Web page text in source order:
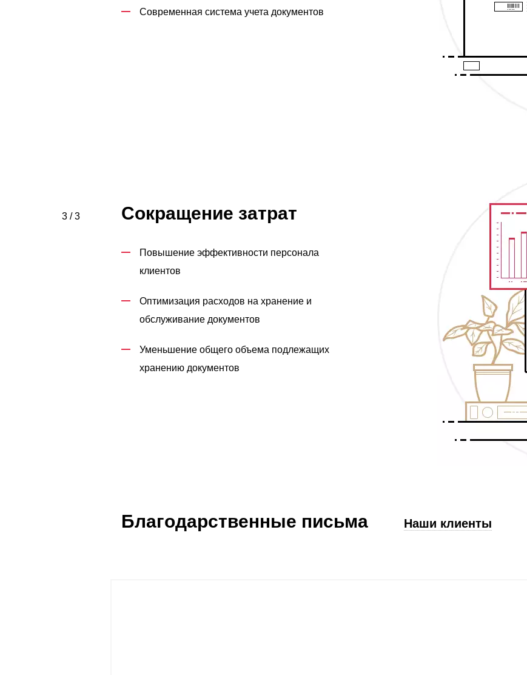
Современная система учета документов
3 / 3 Сокращение затрат
Повышение эффективности персонала
клиентов
Оптимизация расходов на хранение и
обслуживание документов
Уменьшение общего объема подлежащих
хранению документов
Благодарственные письма Наши клиенты